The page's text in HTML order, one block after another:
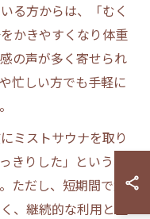
る方からは、「むく
かきやすくなり体重
の声が多く寄せられ
忙しい方でも手軽に
ミストサウナを取り
きりした」という具
ただし、短期間で急
、継続的な利用と生